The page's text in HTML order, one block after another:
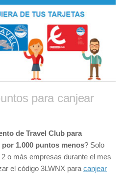
para canjear
de Travel Club para
1.000 puntos menos? Solo
o más empresas durante el mes
el código 3LWNX para canjear